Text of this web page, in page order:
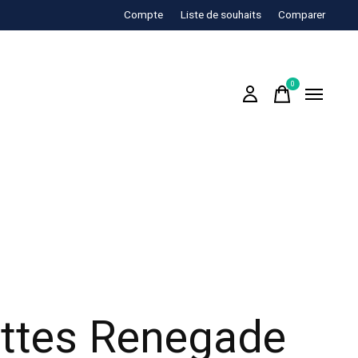
Compte Liste de souhaits Comparer
0items
Renegade